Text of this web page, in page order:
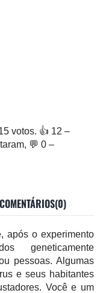
votos. 👍 12 –
💬 0 –
COMENTÁRIOS(0)
após o experimento
geneticamente
pessoas. Algumas
e seus habitantes
Você e um